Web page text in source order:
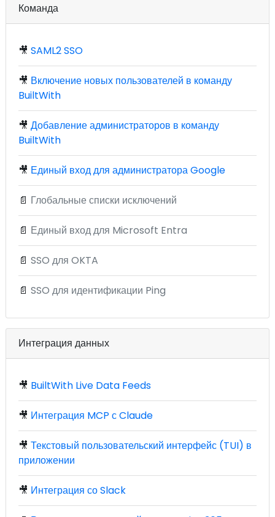
Команда
🎥 SAML2 SSO
🎥 Включение новых пользователей в команду
BuiltWith
🎥 Добавление администраторов в команду
BuiltWith
🎥 Единый вход для администратора Google
📄 Глобальные списки исключений
📄 Единый вход для Microsoft Entra
📄 SSO для OKTA
📄 SSO для идентификации Ping
Интеграция данных
🎥 BuiltWith Live Data Feeds
🎥 Интеграция MCP с Claude
🎥 Текстовый пользовательский интерфейс (TUI) в
приложении
🎥 Интеграция со Slack